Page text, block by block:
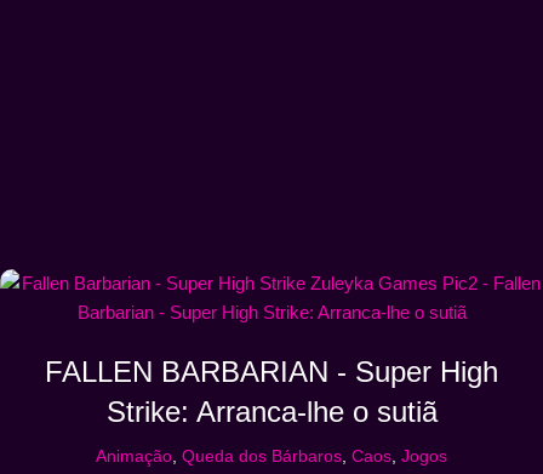
FALLEN BARBARIAN - Super High
Strike: Arranca-lhe o sutiã
Animação, Queda dos Bárbaros, Caos, Jogos